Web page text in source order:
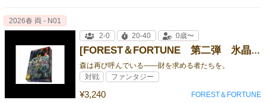
[FOREST＆FORTUNE 第二弾 氷晶の深淵]
森は再び呼んでいる――財を求める者たちを。
¥3,240
2026春 両 - N01
2-0
20-40 0歳〜
対戦 ファンタジー
FOREST＆FORTUNE